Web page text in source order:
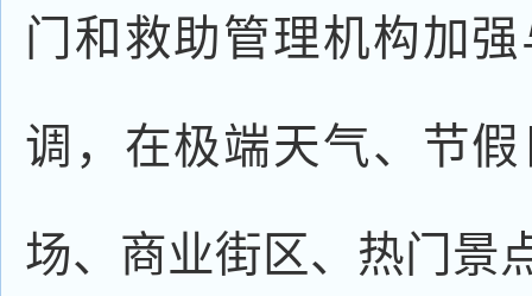
门和救助管理机构加
调，在极端天气、节
场、商业街区、热门景